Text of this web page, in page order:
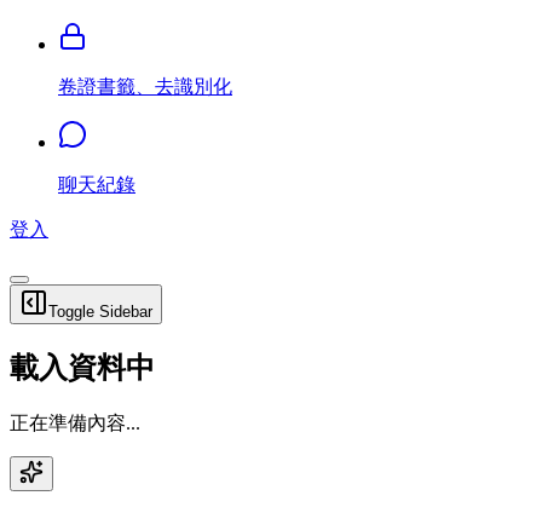
卷證書籤、去識別化
聊天紀錄
登入
Toggle Sidebar
載入資料中
正在準備內容...